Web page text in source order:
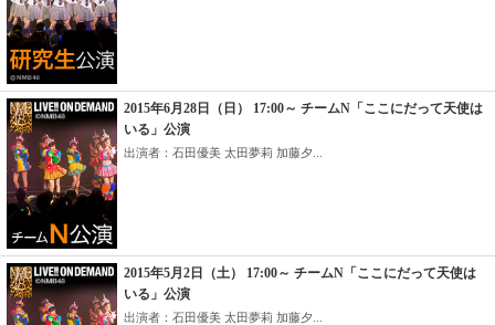
2015年6月28日（日） 17:00～ チームN「ここにだって天使は
いる」公演
出演者：石田優美 太田夢莉 加藤夕...
2015年5月2日（土） 17:00～ チームN「ここにだって天使は
いる」公演
出演者：石田優美 太田夢莉 加藤夕...